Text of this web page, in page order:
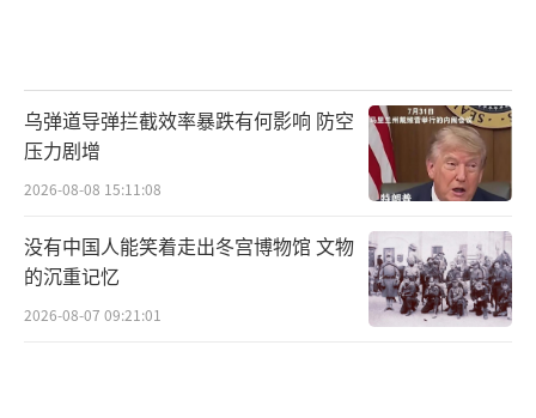
乌弹道导弹拦截效率暴跌有何影响 防空
压力剧增
2026-08-08 15:11:08
没有中国人能笑着走出冬宫博物馆 文物
的沉重记忆
2026-08-07 09:21:01